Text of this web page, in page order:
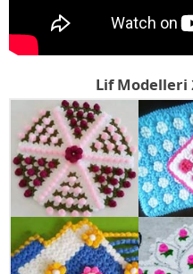
Lif Modelleri